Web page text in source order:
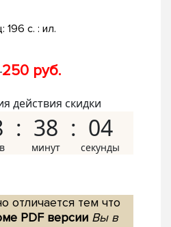
196 с. : ил.
250 руб.
действия скидки
38 03
отличается тем что
PDF версии Вы в